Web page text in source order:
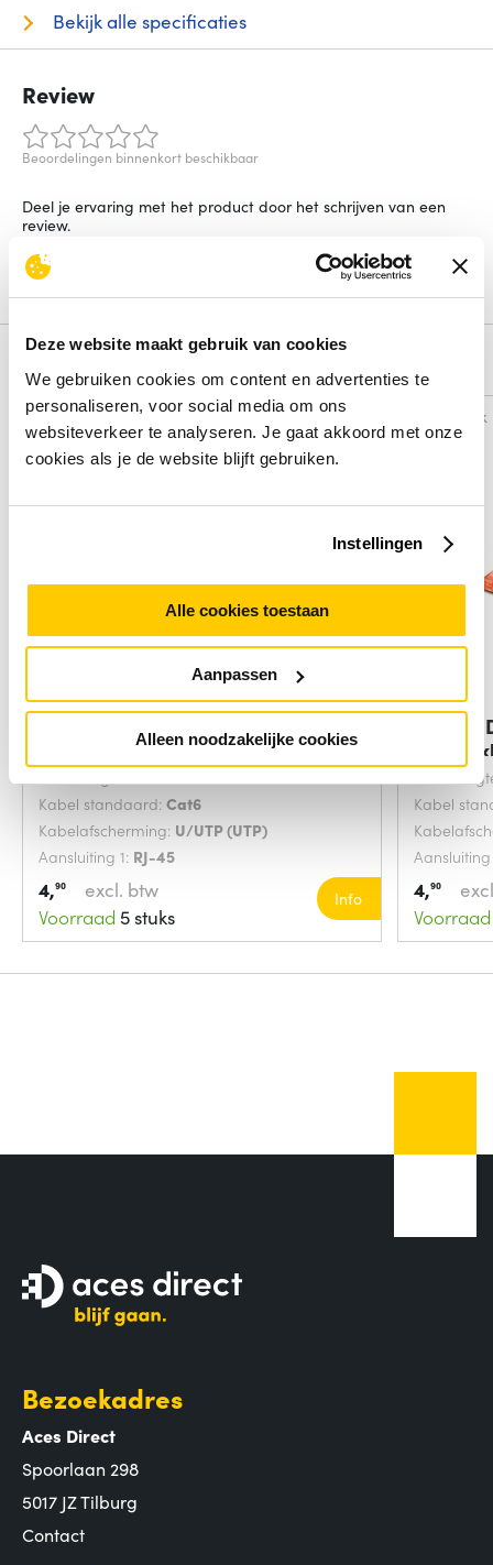
Deze website maakt gebruik van cookies
We gebruiken cookies om content en advertenties te
personaliseren, voor social media om ons
websiteverkeer te analyseren. Je gaat akkoord met onze
cookies als je de website blijft gebruiken.
Instellingen
Alle cookies toestaan
Aanpassen
Alleen noodzakelijke cookies
Bekijk alle specificaties
Review
Beoordelingen binnenkort beschikbaar
Deel je ervaring met het product door het schrijven van een
review.
Schrijf een review
Alternatieven
Vergelijk
netwerkkabel Blauw
Kabel standaard: Cat6
Kabelafscherming: U/UTP (UTP)
Aansluiting 1: RJ-45
4,90
excl. btw
Voorraad 5 stuks
Info
Vergelijk
Digitus
Kabel
4,90
Voorraad
Bezoekadres
Aces Direct
Spoorlaan 298
5017 JZ Tilburg
Contact